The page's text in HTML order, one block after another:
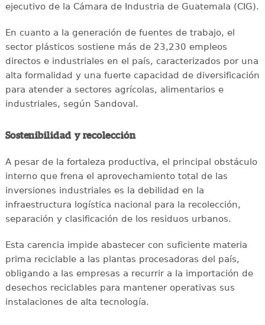
ejecutivo de la Cámara de Industria de Guatemala (CIG).
En cuanto a la generación de fuentes de trabajo, el
sector plásticos sostiene más de 23,230 empleos
directos e industriales en el país, caracterizados por una
alta formalidad y una fuerte capacidad de diversificación
para atender a sectores agrícolas, alimentarios e
industriales, según Sandoval.
Sostenibilidad y recolección
A pesar de la fortaleza productiva, el principal obstáculo
interno que frena el aprovechamiento total de las
inversiones industriales es la debilidad en la
infraestructura logística nacional para la recolección,
separación y clasificación de los residuos urbanos.
Esta carencia impide abastecer con suficiente materia
prima reciclable a las plantas procesadoras del país,
obligando a las empresas a recurrir a la importación de
desechos reciclables para mantener operativas sus
instalaciones de alta tecnología.